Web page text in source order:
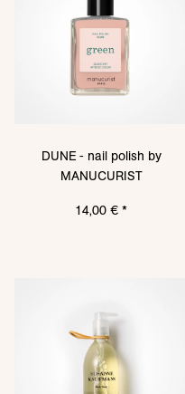
DUNE - nail polish by
MANUCURIST
14,00 € *